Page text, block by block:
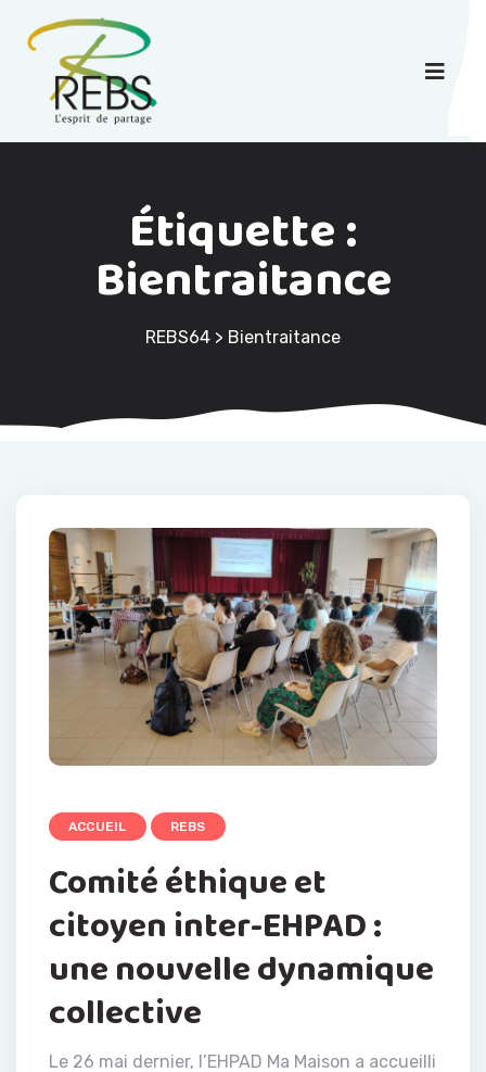
Étiquette :
Bientraitance
REBS64 > Bientraitance
ACCUEIL REBS
Comité éthique et
citoyen inter-EHPAD :
une nouvelle dynamique
collective
Le 26 mai dernier, l’EHPAD Ma Maison a accueilli